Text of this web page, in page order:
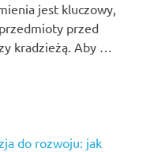
jest kluczowy,
przed
kradzieżą. Aby …
do rozwoju: jak